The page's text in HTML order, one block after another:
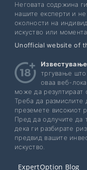
Неговата содржина
нашите експерти и
околности на
искуство или
Unofficial website of
тргување што
оваа веб-
може да резултираат
Треба да
преземете високиот
Пред да одлучите да
дека ги разбирате
предвид вашите
искуство.
ExpertOption Blog